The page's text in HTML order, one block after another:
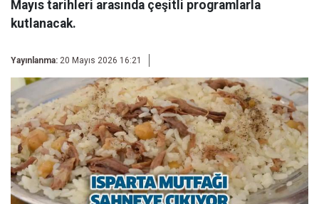
Mayıs tarihleri arasında çeşitli programlarla
kutlanacak.
Yayınlanma: 20 Mayıs 2026 16:21